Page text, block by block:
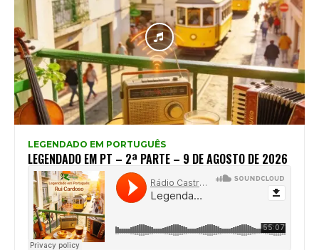
LEGENDADO EM PORTUGUÊS
LEGENDADO EM PT – 2ª PARTE – 9 DE AGOSTO DE 2026